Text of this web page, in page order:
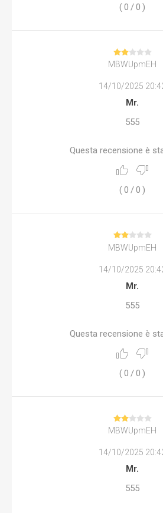
(0 /0 )
MBWUpmEH
14/10/2025
Mr.
555
Questa recensione è
(0 /0 )
MBWUpmEH
14/10/2025
Mr.
555
Questa recensione è
(0 /0 )
MBWUpmEH
14/10/2025
Mr.
555